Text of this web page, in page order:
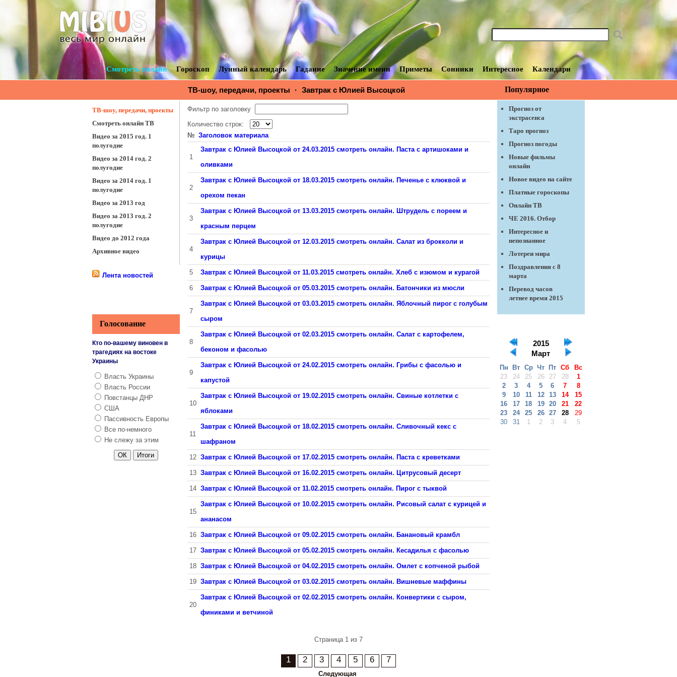
Смотреть онлайн Гороскоп Лунный календарь Гадание Значение имени Приметы Сонники Интересное Календари
ТВ-шоу, передачи, проекты · Завтрак с Юлией Высоцкой
Фильтр по заголовку
Количество строк:
№ Заголовок материала
1
Завтрак с Юлией Высоцкой от 24.03.2015 смотреть онлайн. Паста с артишоками и
оливками
2
Завтрак с Юлией Высоцкой от 18.03.2015 смотреть онлайн. Печенье с клюквой и
орехом пекан
3
Завтрак с Юлией Высоцкой от 13.03.2015 смотреть онлайн. Штрудель с пореем и
красным перцем
4
Завтрак с Юлией Высоцкой от 12.03.2015 смотреть онлайн. Салат из брокколи и
курицы
5 Завтрак с Юлией Высоцкой от 11.03.2015 смотреть онлайн. Хлеб с изюмом и курагой
6 Завтрак с Юлией Высоцкой от 05.03.2015 смотреть онлайн. Батончики из мюсли
7
Завтрак с Юлией Высоцкой от 03.03.2015 смотреть онлайн. Яблочный пирог с голубым
сыром
8
Завтрак с Юлией Высоцкой от 02.03.2015 смотреть онлайн. Салат с картофелем,
беконом и фасолью
9
Завтрак с Юлией Высоцкой от 24.02.2015 смотреть онлайн. Грибы с фасолью и
капустой
10
Завтрак с Юлией Высоцкой от 19.02.2015 смотреть онлайн. Свиные котлетки с
яблоками
11
Завтрак с Юлией Высоцкой от 18.02.2015 смотреть онлайн. Сливочный кекс с
шафраном
12 Завтрак с Юлией Высоцкой от 17.02.2015 смотреть онлайн. Паста с креветками
13 Завтрак с Юлией Высоцкой от 16.02.2015 смотреть онлайн. Цитрусовый десерт
14 Завтрак с Юлией Высоцкой от 11.02.2015 смотреть онлайн. Пирог с тыквой
15
Завтрак с Юлией Высоцкой от 10.02.2015 смотреть онлайн. Рисовый салат с курицей и
ананасом
16 Завтрак с Юлией Высоцкой от 09.02.2015 смотреть онлайн. Банановый крамбл
17 Завтрак с Юлией Высоцкой от 05.02.2015 смотреть онлайн. Кесадилья с фасолью
18 Завтрак с Юлией Высоцкой от 04.02.2015 смотреть онлайн. Омлет с копченой рыбой
19 Завтрак с Юлией Высоцкой от 03.02.2015 смотреть онлайн. Вишневые маффины
20
Завтрак с Юлией Высоцкой от 02.02.2015 смотреть онлайн. Конвертики с сыром,
финиками и ветчиной
Страница 1 из 7
1 2 3 4 5 6 7
Следующая
ТВ-шоу, передачи, проекты
Смотреть онлайн ТВ
Видео за 2015 год. 1
полугодие
Видео за 2014 год. 2
полугодие
Видео за 2014 год. 1
полугодие
Видео за 2013 год
Видео за 2013 год. 2
полугодие
Видео до 2012 года
Архивное видео
Лента новостей
Голосование
Кто по-вашему виновен в
трагедиях на востоке
Украины
Власть Украины
Власть России
Повстанцы ДНР
США
Пассивность Европы
Все по-немного
Не слежу за этим
Популярное
Прогноз от
экстрасенса
Таро прогноз
Прогноз погоды
Новые фильмы
онлайн
Новое видео на сайте
Платные гороскопы
Онлайн ТВ
ЧЕ 2016. Отбор
Интересное и
непознанное
Лотереи мира
Поздравления с 8
марта
Перевод часов
летнее время 2015
2015
Март
Пн Вт Ср Чт Пт Сб
Вс
23
24 25 26 27 28
1
2
3 4 5 6 7
8
9
10 11 12 13 14
15
16
17 18 19 20 21
22
23
24 25 26 27 28
29
30
31 1 2 3 4 5